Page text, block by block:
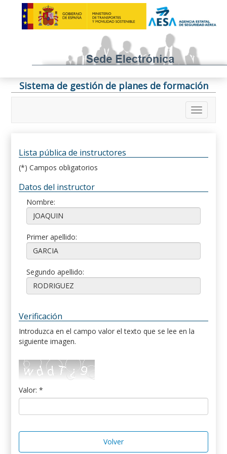
Sistema de gestión de planes de formación
Lista pública de instructores
(*) Campos obligatorios
Datos del instructor
Nombre:
Primer apellido:
Segundo apellido:
Verificación
Introduzca en el campo valor el texto que se lee en la
siguiente imagen.
Valor: *
Volver